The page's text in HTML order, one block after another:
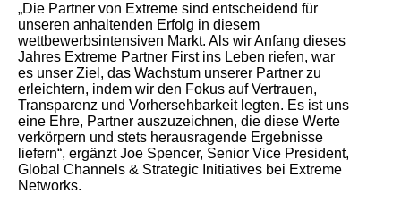
„Die Partner von Extreme sind entscheidend für
unseren anhaltenden Erfolg in diesem
wettbewerbsintensiven Markt. Als wir Anfang dieses
Jahres Extreme Partner First ins Leben riefen, war
es unser Ziel, das Wachstum unserer Partner zu
erleichtern, indem wir den Fokus auf Vertrauen,
Transparenz und Vorhersehbarkeit legten. Es ist uns
eine Ehre, Partner auszuzeichnen, die diese Werte
verkörpern und stets herausragende Ergebnisse
liefern“, ergänzt Joe Spencer, Senior Vice President,
Global Channels & Strategic Initiatives bei Extreme
Networks.